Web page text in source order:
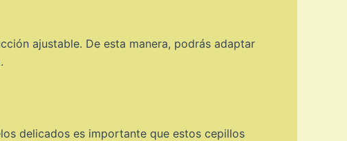
ajustable. De esta manera, podrás adaptar
delicados es importante que estos cepillos